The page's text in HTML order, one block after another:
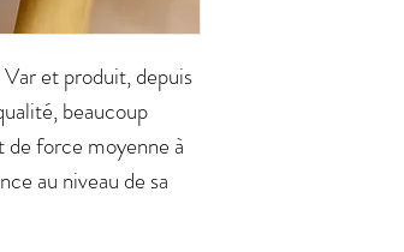
et produit, depuis
beaucoup
de force moyenne à
au niveau de sa